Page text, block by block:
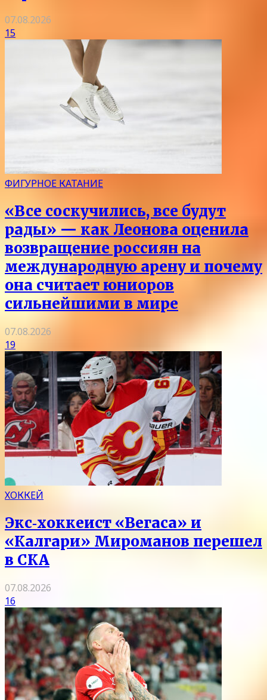
07.08.2026
15
ФИГУРНОЕ КАТАНИЕ
«Все соскучились, все будут
рады» — как Леонова оценила
возвращение россиян на
международную арену и почему
она считает юниоров
сильнейшими в мире
07.08.2026
19
ХОККЕЙ
Экс‑хоккеист «Вегаса» и
«Калгари» Мироманов перешел
в СКА
07.08.2026
16